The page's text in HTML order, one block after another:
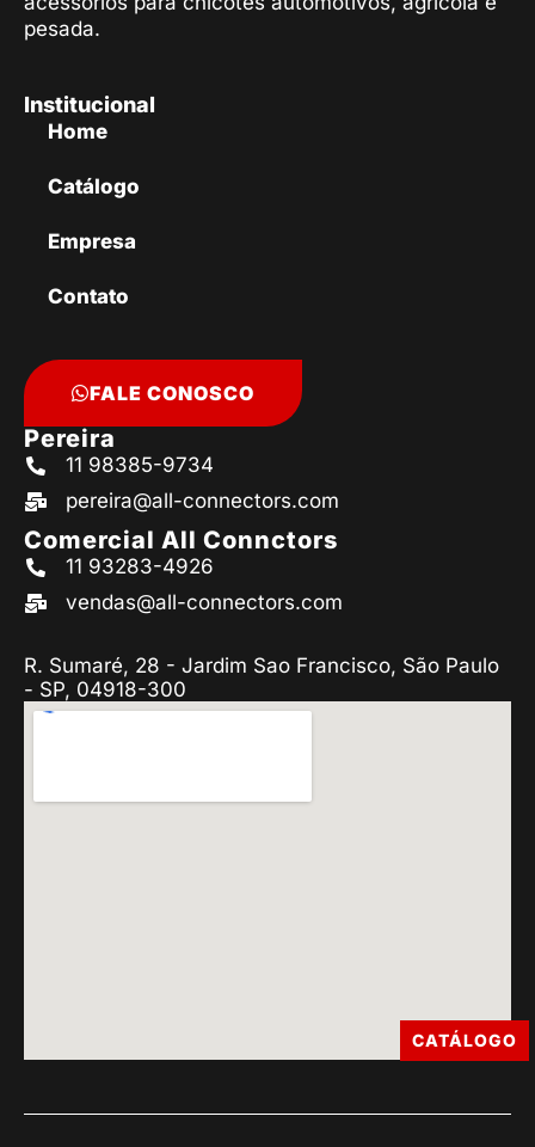
pesada.
Institucional
Home
Catálogo
Empresa
Contato
FALE CONOSCO
Pereira
11 98385-9734
pereira@all-connectors.com
Comercial All Connctors
11 93283-4926
vendas@all-connectors.com
R. Sumaré, 28 - Jardim Sao Francisco, São Paulo
- SP, 04918-300
CATÁLOGO